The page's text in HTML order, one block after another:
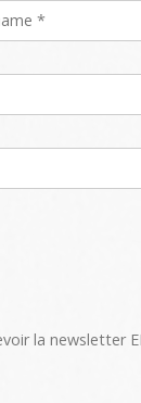
la newsletter